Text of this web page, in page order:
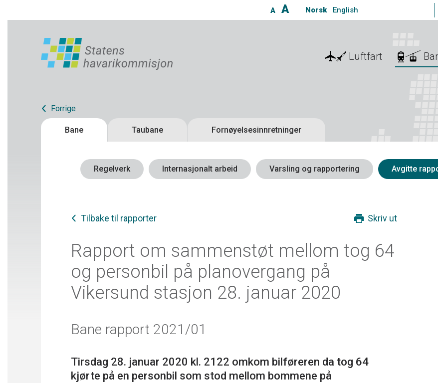
A A Norsk English
Luftfart
Forrige
Bane Taubane Fornøyelsesinnretninger
Regelverk Internasjonalt arbeid Varsling og rapportering Avgitte
Tilbake til rapporter Skriv ut
Rapport om sammenstøt mellom tog 64
og personbil på planovergang på
Vikersund stasjon 28. januar 2020
Bane rapport 2021/01
Tirsdag 28. januar 2020 kl. 2122 omkom bilføreren da tog 64
kjørte på en personbil som stod mellom bommene på